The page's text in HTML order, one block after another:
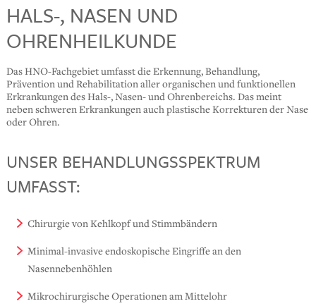
HALS-, NASEN UND
OHRENHEILKUNDE
Das HNO-Fachgebiet umfasst die Erkennung, Behandlung,
Prävention und Rehabilitation aller organischen und funktionellen
Erkrankungen des Hals-, Nasen- und Ohrenbereichs. Das meint
neben schweren Erkrankungen auch plastische Korrekturen der Nase
oder Ohren.
UNSER BEHANDLUNGSSPEKTRUM
UMFASST:
Chirurgie von Kehlkopf und Stimmbändern
Minimal-invasive endoskopische Eingriffe an den
Nasennebenhöhlen
Mikrochirurgische Operationen am Mittelohr